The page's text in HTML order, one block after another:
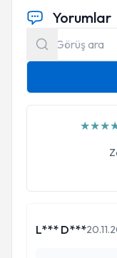
Yorumlar
★★★
L*** D***